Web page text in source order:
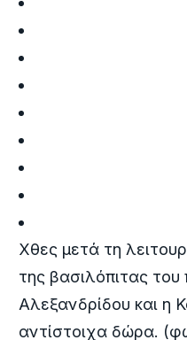
Χθες μετά τη
της βασιλόπιτας
Αλεξανδρίδου και η
αντίστοιχα δώρα.